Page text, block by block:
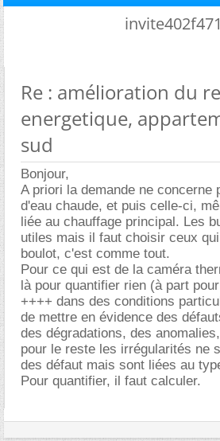
Re : amélioration du
energetique,
sud
Bonjour,
A priori la demande ne concerne
d'eau chaude, et puis celle-ci,
liée au chauffage principal. Les
utiles mais il faut choisir ceux
boulot, c'est comme tout.
Pour ce qui est de la caméra
là pour quantifier rien (à part
++++ dans des conditions
de mettre en évidence des
des dégradations, des
pour le reste les irrégularités ne
des défaut mais sont liées au
Pour quantifier, il faut calculer.